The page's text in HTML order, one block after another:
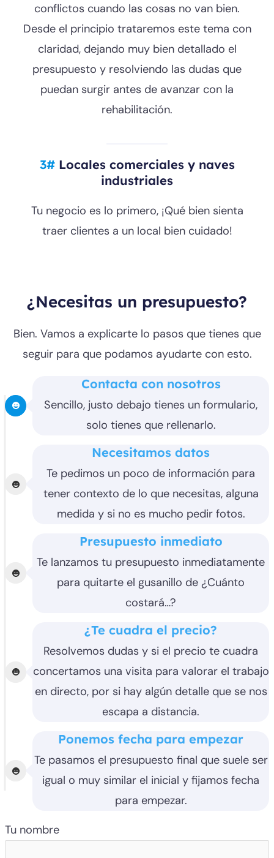
conflictos cuando las cosas no van bien.
Desde el principio trataremos este tema con
claridad, dejando muy bien detallado el
presupuesto y resolviendo las dudas que
puedan surgir antes de avanzar con la
rehabilitación.
3#Locales comerciales y naves
industriales
Tu negocio es lo primero, ¡Qué bien sienta
traer clientes a un local bien cuidado!
¿Necesitas un presupuesto?
Bien. Vamos a explicarte lo pasos que tienes que
seguir para que podamos ayudarte con esto.
Contacta con nosotros
Sencillo, justo debajo tienes un formulario,
solo tienes que rellenarlo.
Necesitamos datos
Te pedimos un poco de información para
tener contexto de lo que necesitas, alguna
medida y si no es mucho pedir fotos.
Presupuesto inmediato
Te lanzamos tu presupuesto inmediatamente
para quitarte el gusanillo de ¿Cuánto
costará…?
¿Te cuadra el precio?
Resolvemos dudas y si el precio te cuadra
concertamos una visita para valorar el trabajo
en directo, por si hay algún detalle que se nos
escapa a distancia.
Ponemos fecha para empezar
Te pasamos el presupuesto final que suele ser
igual o muy similar el inicial y fijamos fecha
para empezar.
Tu nombre